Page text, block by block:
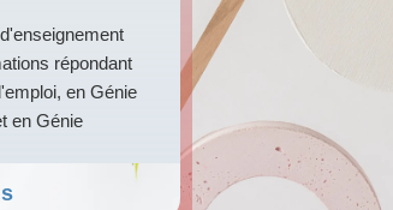
répondant
en Génie
en Génie